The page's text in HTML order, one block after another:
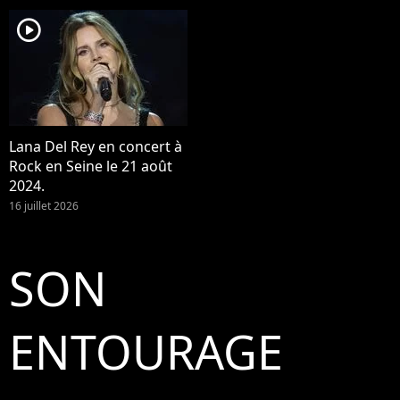
player2
Lana Del Rey en concert à
Rock en Seine le 21 août
2024.
16 juillet 2026
SON
ENTOURAGE